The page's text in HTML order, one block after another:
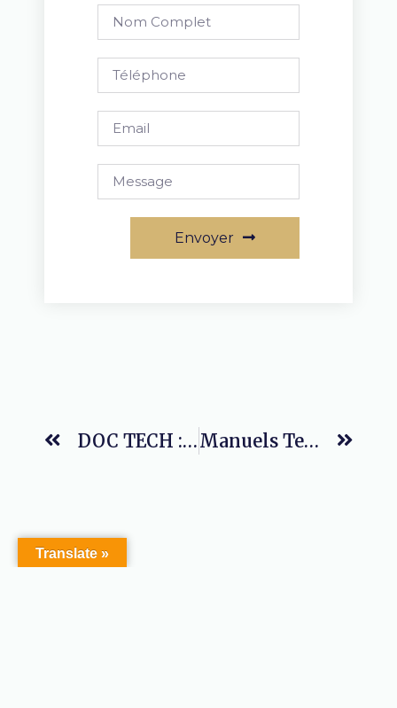
Envoyer
DOC TECH : Calculer Le Débit Des Injecteurs Manuels Techniques Pour La Boite À Vitesses
Translate »